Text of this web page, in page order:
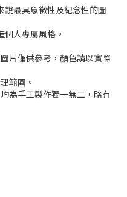
說最具象徵性及紀念性的圖
人專屬風格。
片僅供參考，顏色請以實際
範圍。
為手工製作獨一無二，略有